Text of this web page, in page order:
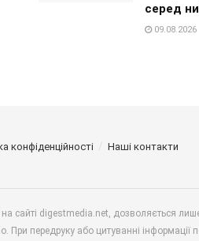
серед
09.08.2026
конфіденційності Наші контакти
сайті digestmedia.net, дозволяється
передруку або цитуванні інформації